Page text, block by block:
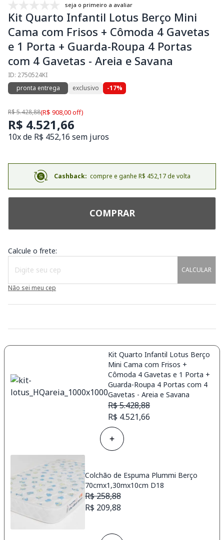
seja o primeiro a avaliar
Kit Quarto Infantil Lotus Berço Mini
Cama com Frisos + Cômoda 4 Gavetas
e 1 Porta + Guarda-Roupa 4 Portas
com 4 Gavetas - Areia e Savana
ID: 2750524KI
pronta entrega
exclusivo -17%
R$ 5.428,88(R$ 908,00 off)
R$ 4.521,66
10x de R$ 452,16 sem juros
Cashback: compre e ganhe R$ 452,17 de volta
COMPRAR
Calcule o frete:
CALCULAR
Não sei meu cep
Kit Quarto Infantil Lotus Berço
Mini Cama com Frisos +
Cômoda 4 Gavetas e 1 Porta +
Guarda-Roupa 4 Portas com 4
Gavetas - Areia e Savana
R$ 5.428,88
R$ 4.521,66
Colchão de Espuma Plummi Berço
70cmx1,30mx10cm D18
R$ 258,88
R$ 209,88